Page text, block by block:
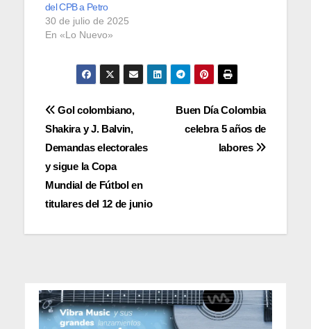
del CPB a Petro
30 de julio de 2025
En «Lo Nuevo»
Navegación
de
entradas
Buen Día Colombia
celebra 5 años de
labores
Gol colombiano,
Shakira y J. Balvin,
Demandas electorales
y sigue la Copa
Mundial de Fútbol en
titulares del 12 de junio